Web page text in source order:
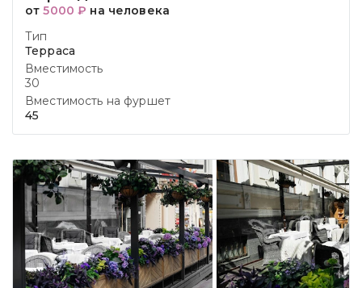
от5000 ₽ на человека
Тип
Терраса
Вместимость
30
Вместимость на фуршет
45